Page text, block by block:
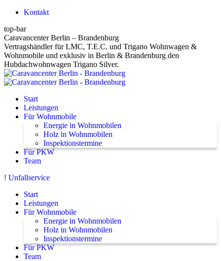
Zum
springen
Kontakt
top-bar
Caravancenter Berlin – Brandenburg
Vertragshändler für LMC, T.E.C. und Trigano Wohnwagen &
Wohnmobile und exklusiv in Berlin & Brandenburg den
Hubdachwohnwagen Trigano Silver.
Start
Leistungen
Für Wohnmobile
Energie in Wohnmobilen
Holz in Wohnmobilen
Inspektionstermine
Für PKW
Team
! Unfallservice
Start
Leistungen
Für Wohnmobile
Energie in Wohnmobilen
Holz in Wohnmobilen
Inspektionstermine
Für PKW
Team